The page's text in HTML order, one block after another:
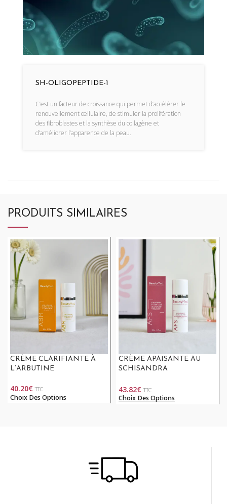
SH-OLIGOPEPTIDE-1
C’est un facteur de croissance qui permet d’accélérer le
renouvellement cellulaire, de stimuler la prolifération
des fibroblastes et la synthèse du collagène et
d’améliorer l’apparence de la peau.
PRODUITS SIMILAIRES
CRÈME CLARIFIANTE À
L’ARBUTINE
40.20€ TTC
Choix Des Options
CRÈME APAISANTE AU
SCHISANDRA
43.82€ TTC
Choix Des Options